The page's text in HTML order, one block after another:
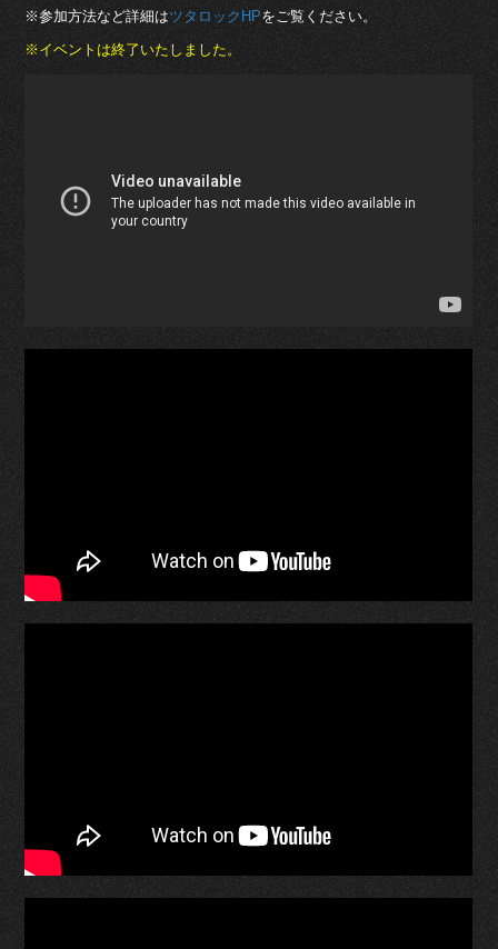
※参加方法など詳細はツタロックHPをご覧ください。
※イベントは終了いたしました。